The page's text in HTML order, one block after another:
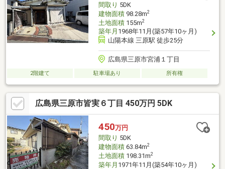
間取り 5DK
建物面積98.28m2
土地面積155m2
築年月 1968年11月(築57年10ヶ月)
山陽本線 三原駅 徒歩25分
広島県三原市宮浦１丁目
2階建て 駐車場あり 所有権
広島県三原市皆実６丁目 450万円 5DK
450万円
間取り 5DK
建物面積63.84m2
土地面積198.31m2
築年月 1971年11月(築54年10ヶ月)